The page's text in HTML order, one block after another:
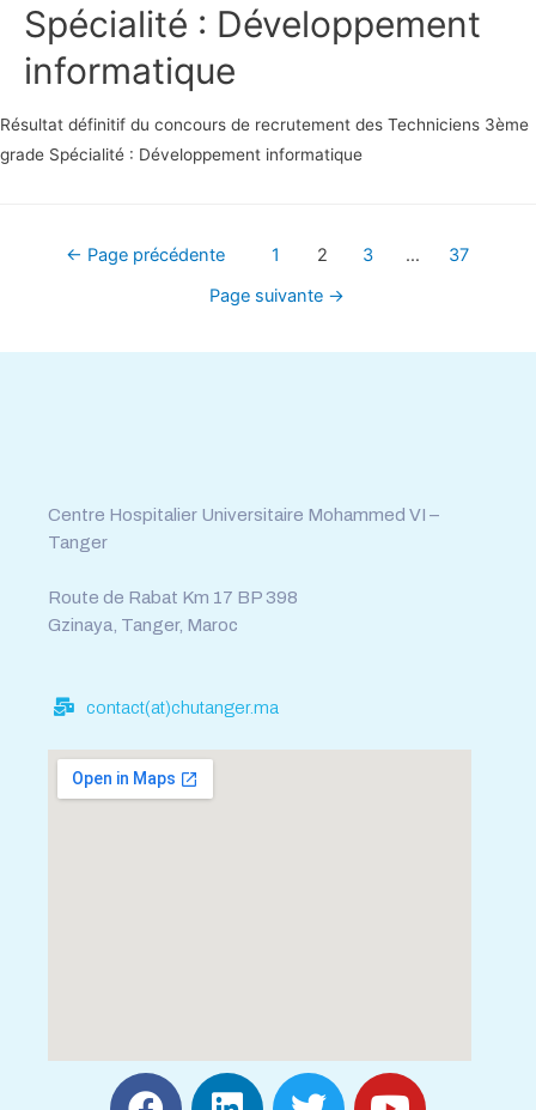
Spécialité : Développement
informatique
Résultat définitif du concours de recrutement des Techniciens 3ème
grade Spécialité : Développement informatique
← Page précédente 1 2 3 …
37
Page suivante →
Centre Hospitalier Universitaire Mohammed VI –
Tanger
Route de Rabat Km 17 BP 398
Gzinaya, Tanger, Maroc
contact(at)chutanger.ma